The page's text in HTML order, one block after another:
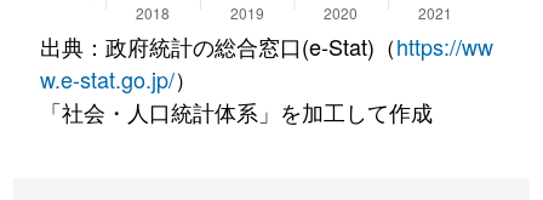
出典：政府統計の総合窓口(e-Stat)（https://ww
w.e-stat.go.jp/）
「社会・人口統計体系」を加工して作成